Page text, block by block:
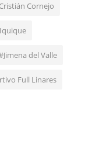
Cornejo
del Valle
Full Linares